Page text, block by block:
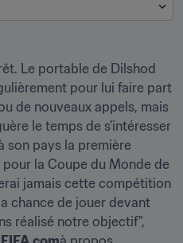
Le portable de Dilshod
pour lui faire part
de nouveaux appels, mais
le temps de s'intéresser
son pays la première
la Coupe du Monde de
jamais cette compétition
chance de jouer devant
réalisé notre objectif",